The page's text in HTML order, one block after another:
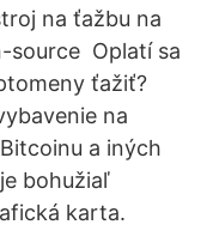
na ťažbu na
source Oplatí sa
ťažiť?
na
a iných
bohužiaľ
karta.